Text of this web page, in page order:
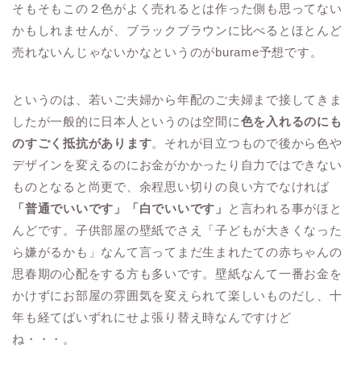
そもそもこの２色がよく売れるとは作った側も思ってない
かもしれませんが、ブラックブラウンに比べるとほとんど
売れないんじゃないかなというのがburame予想です。
というのは、若いご夫婦から年配のご夫婦まで接してきま
したが一般的に日本人というのは空間に色を入れるのにも
のすごく抵抗があります。それが目立つもので後から色や
デザインを変えるのにお金がかかったり自力ではできない
ものとなると尚更で、余程思い切りの良い方でなければ
「普通でいいです」「白でいいです」
と言われる事がほと
んどです。子供部屋の壁紙でさえ「子どもが大きくなった
ら嫌がるかも」なんて言ってまだ生まれたての赤ちゃんの
思春期の心配をする方も多いです。壁紙なんて一番お金を
かけずにお部屋の雰囲気を変えられて楽しいものだし、十
年も経てばいずれにせよ張り替え時なんですけど
ね・・・。